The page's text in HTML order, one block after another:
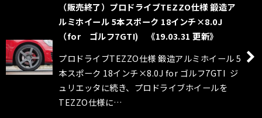
絞り込む
（販売終了）プロドライブTEZZO仕様 鍛造ア
ルミホイール 5本スポーク 18インチ×8.0J
（for ゴルフ7GTI) 《19.03.31 更新》
プロドライブTEZZO仕様 鍛造アルミホイール 5
本スポーク 18インチ×8.0J for ゴルフ7GTI ジ
ュリエッタに続き、プロドライブホイールを
TEZZO仕様に…